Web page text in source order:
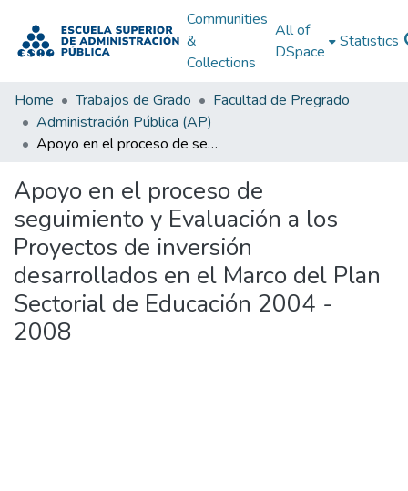
Communities
&
Collections
All of
DSpace
Statistics
Home Trabajos de Grado
Facultad de Pregrado
Administración Pública (AP)
Apoyo en el proceso de seguimiento y Evaluación a los Proyectos de inversión desarrollados en el Marco del Plan Sectorial de Educación 2004 - 2008
Apoyo en el proceso de
seguimiento y Evaluación a los
Proyectos de inversión
desarrollados en el Marco del Plan
Sectorial de Educación 2004 -
2008